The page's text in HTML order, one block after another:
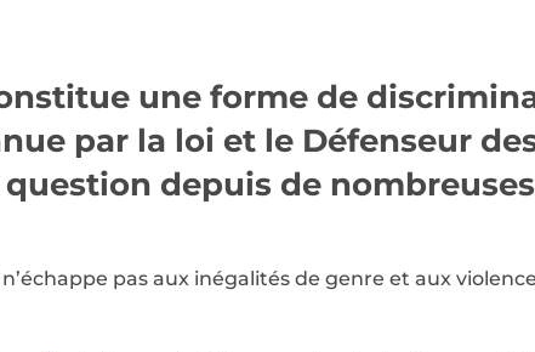
une forme de
par la loi et le Défenseur
question depuis de nombreuses
pas aux inégalités de genre et aux